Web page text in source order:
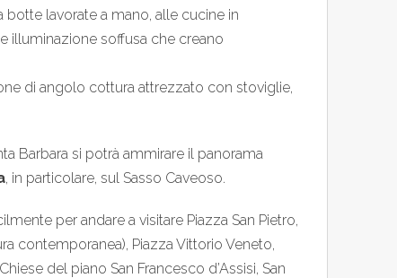
lavorate a mano, alle cucine in
illuminazione soffusa che creano
di angolo cottura attrezzato con stoviglie,
Barbara si potrà ammirare il panorama
, in particolare, sul Sasso Caveoso.
per andare a visitare Piazza San Pietro,
contemporanea), Piazza Vittorio Veneto,
del piano San Francesco d’Assisi, San